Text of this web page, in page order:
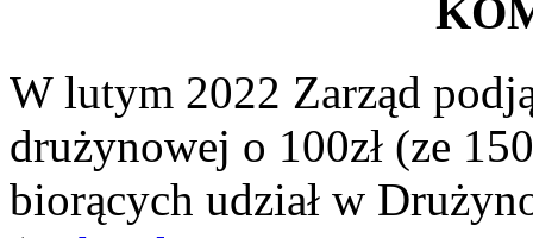
W lutym 2022 Zarząd
drużynowej o 100zł (ze
biorących udział w